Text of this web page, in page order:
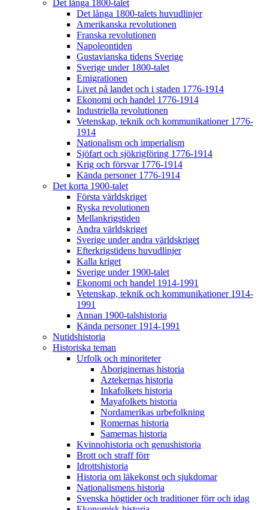
Det långa 1800-talet
Det långa 1800-talets huvudlinjer
Amerikanska revolutionen
Franska revolutionen
Napoleontiden
Gustavianska tidens Sverige
Sverige under 1800-talet
Emigrationen
Livet på landet och i staden 1776-1914
Ekonomi och handel 1776-1914
Industriella revolutionen
Vetenskap, teknik och kommunikationer 1776-
1914
Nationalism och imperialism
Sjöfart och sjökrigföring 1776-1914
Krig och försvar 1776-1914
Kända personer 1776-1914
Det korta 1900-talet
Första världskriget
Ryska revolutionen
Mellankrigstiden
Andra världskriget
Sverige under andra världskriget
Efterkrigstidens huvudlinjer
Kalla kriget
Sverige under 1900-talet
Ekonomi och handel 1914-1991
Vetenskap, teknik och kommunikationer 1914-
1991
Annan 1900-talshistoria
Kända personer 1914-1991
Nutidshistoria
Historiska teman
Urfolk och minoriteter
Aboriginernas historia
Aztekernas historia
Inkafolkets historia
Mayafolkets historia
Nordamerikas urbefolkning
Romernas historia
Samernas historia
Kvinnohistoria och genushistoria
Brott och straff förr
Idrottshistoria
Historia om läkekonst och sjukdomar
Nationalismens historia
Svenska högtider och traditioner förr och idag